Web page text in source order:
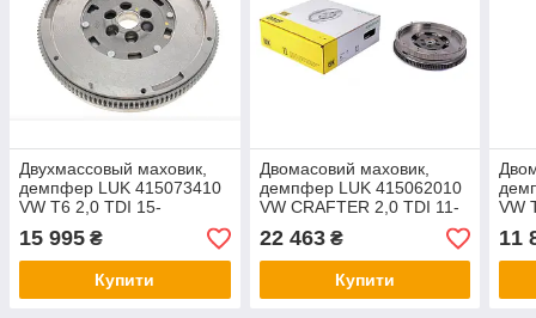
Двухмассовый маховик,
демпфер LUK 415073410
VW T6 2,0 TDI 15-
15 995 ₴
Купити
Двомасовий маховик,
демпфер LUK 415062010
VW CRAFTER 2,0 TDI 11-
22 463₴
Купити
VW
11